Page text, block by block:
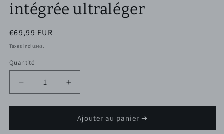
fenêtre
modale
intégrée ultraléger
Prix
habituel
€69,99 EUR
Taxes incluses.
Quantité
Réduire
la
quantité
Matelas
Augmenter
la
quantité
de
Matelas
Ajouter au panier ➔